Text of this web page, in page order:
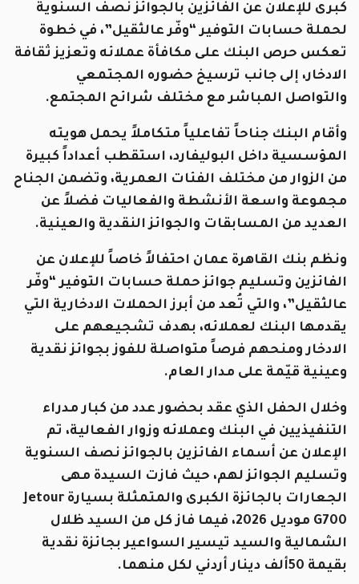
كبرى للإعلان عن الفائزين بالجوائز نصف السنوية
لحملة حسابات التوفير “وفّر عالثقيل”، في خطوة
تعكس حرص البنك على مكافأة عملائه وتعزيز ثقافة
الادخار، إلى جانب ترسيخ حضوره المجتمعي
والتواصل المباشر مع مختلف شرائح المجتمع.
وأقام البنك جناحاً تفاعلياً متكاملاً يحمل هويته
المؤسسية داخل البوليفارد، استقطب أعداداً كبيرة
من الزوار من مختلف الفئات العمرية، وتضمن الجناح
مجموعة واسعة الأنشطة والفعاليات فضلاً عن
العديد من المسابقات والجوائز النقدية والعينية.
ونظم بنك القاهرة عمان احتفالاً خاصاً للإعلان عن
الفائزين وتسليم جوائز حملة حسابات التوفير “وفّر
عالثقيل”، والتي تُعد من أبرز الحملات الادخارية التي
يقدمها البنك لعملائه، بهدف تشجيعهم على
الادخار ومنحهم فرصاً متواصلة للفوز بجوائز نقدية
وعينية قيّمة على مدار العام.
وخلال الحفل الذي عقد بحضور عدد من كبار مدراء
التنفيذيين في البنك وعملائه وزوار الفعالية، تم
الإعلان عن أسماء الفائزين بالجوائز نصف السنوية
وتسليم الجوائز لهم، حيث فازت السيدة مهى
الجعارات بالجائزة الكبرى والمتمثلة بسيارة Jetour
G700 موديل 2026، فيما فاز كل من السيد ظلال
الشمالية والسيد تيسير السواعير بجائزة نقدية
بقيمة 50ألف دينار أردني لكل منهما.